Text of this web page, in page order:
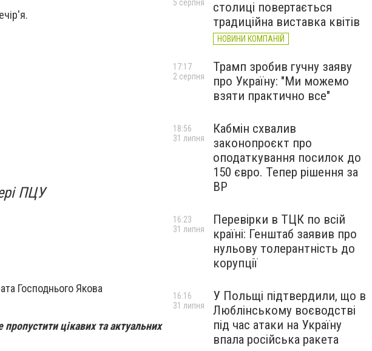
ПЦУ
Господнього Якова
цікавих та актуальних
столиці повертається
традиційна виставка квітів
НОВИНИ КОМПАНІЙ
5 серпня
Трамп зробив гучну заяву
про Україну: "Ми можемо
взяти практично все"
17:17
2 серпня
Кабмін схвалив
законопроєкт про
оподаткування посилок до
150 євро. Тепер рішення за
ВР
18:56
31 липня
Перевірки в ТЦК по всій
країні: Генштаб заявив про
нульову толерантність до
корупції
16:23
31 липня
У Польщі підтвердили, що в
Люблінському воєводстві
під час атаки на Україну
впала російська ракета
16:16
31 липня